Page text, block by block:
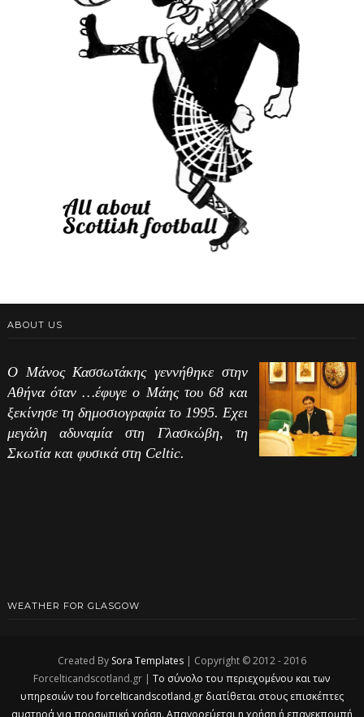
ABOUT US
Ο Μάνος Κασσωτάκης γεννήθηκε στην
Αθήνα όταν …έφυγε ο Μάης του 68 και
ξεκίνησε τη δημοσιογραφία το 1995. Εχει
μεγάλη αδυναμία στη Γλασκώβη, τη
Σκωτία και φυσικά στη Celtic.
WEATHER FOR GLASGOW
Created By Sora Templates| Copyright © 2012 - 2016
Forcelticandscotland.gr |Το σύνολο του περιεχομένου και των
υπηρεσιών του forcelticandscotland.gr διατίθεται στους επισκέπτες
αυστηρά για προσωπική χρήση. Απαγορεύεται η χρήση ή επανεκπομπή